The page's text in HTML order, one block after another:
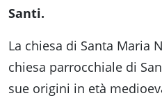
Santi.
La chiesa di Santa Maria
chiesa parrocchiale di
sue origini in età